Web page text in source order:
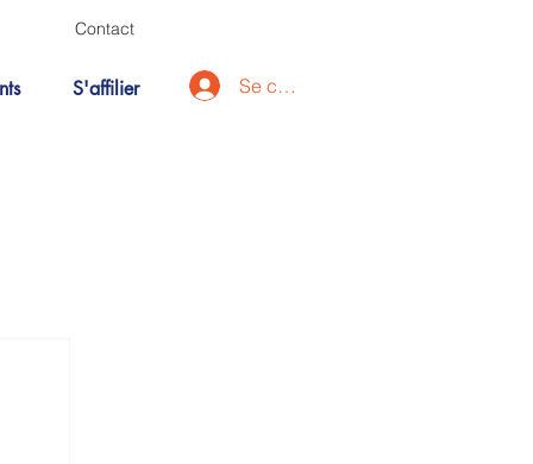
Contact
S'affilier Se connecter